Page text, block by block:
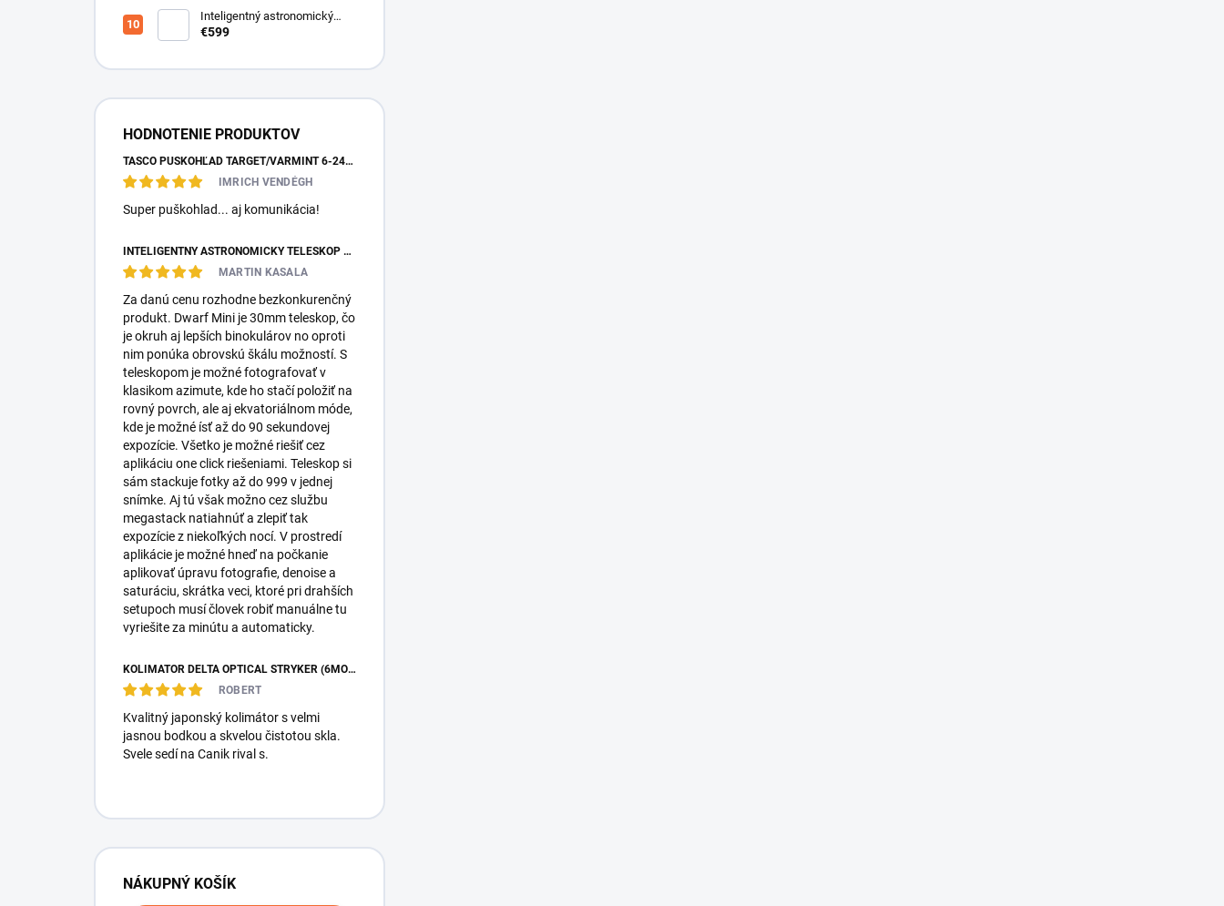
Inteligentný astronomický
teleskop DwarfLab Dwarf III
€599
HODNOTENIE PRODUKTOV
TASCO PUŠKOHĽAD TARGET/VARMINT 6-24X42 MILDOT
IMRICH VENDÉGH
Super puškohlad... aj komunikácia!
INTELIGENTNÝ ASTRONOMICKÝ TELESKOP DWARFLAB DWARF MINI
MARTIN KASALA
Za danú cenu rozhodne bezkonkurenčný
produkt. Dwarf Mini je 30mm teleskop, čo
je okruh aj lepších binokulárov no oproti
nim ponúka obrovskú škálu možností. S
teleskopom je možné fotografovať v
klasikom azimute, kde ho stačí položiť na
rovný povrch, ale aj ekvatoriálnom móde,
kde je možné ísť až do 90 sekundovej
expozície. Všetko je možné riešiť cez
aplikáciu one click riešeniami. Teleskop si
sám stackuje fotky až do 999 v jednej
snímke. Aj tú však možno cez službu
megastack natiahnúť a zlepiť tak
expozície z niekoľkých nocí. V prostredí
aplikácie je možné hneď na počkanie
aplikovať úpravu fotografie, denoise a
saturáciu, skrátka veci, ktoré pri drahších
setupoch musí človek robiť manuálne tu
vyriešite za minútu a automaticky.
KOLIMÁTOR DELTA OPTICAL STRYKER (6MOA)
ROBERT
Kvalitný japonský kolimátor s velmi
jasnou bodkou a skvelou čistotou skla.
Svele sedí na Canik rival s.
NÁKUPNÝ KOŠÍK